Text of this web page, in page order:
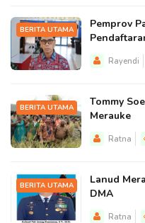
BERITA UTAMA
Pemprov
Rayendi
BERITA UTAMA
Tommy
Merauke
Ratna
BERITA UTAMA
Lanud
DMA
Ratna